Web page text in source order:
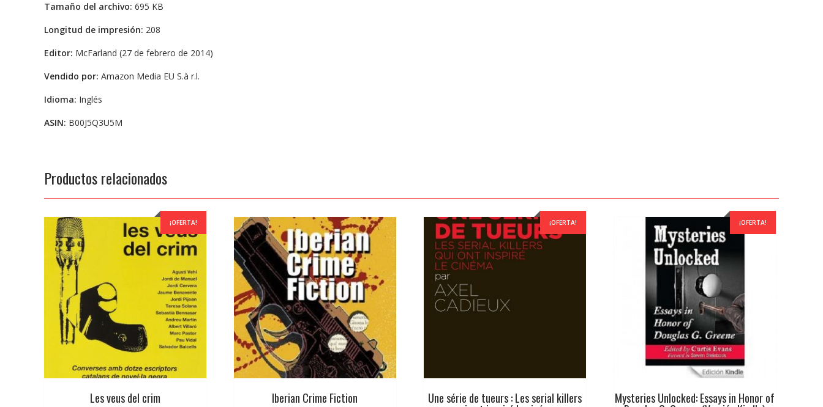
Tamaño del archivo: 695 KB
Longitud de impresión: 208
Editor: McFarland (27 de febrero de 2014)
Vendido por: Amazon Media EU S.à r.l.
Idioma: Inglés
ASIN: B00J5Q3U5M
Productos relacionados
¡OFERTA!
Les veus del crim Iberian Crime Fiction
¡OFERTA!
Une série de tueurs : Les serial killers
¡OFERTA!
Mysteries Unlocked: Essays in Honor of